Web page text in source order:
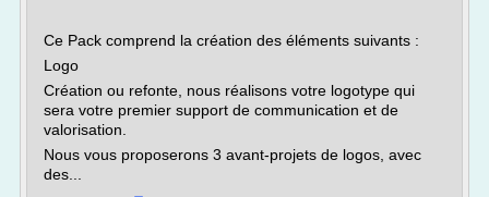
Ce Pack comprend la création des éléments suivants :
Logo
Création ou refonte, nous réalisons votre logotype qui
sera votre premier support de communication et de
valorisation.
Nous vous proposerons 3 avant-projets de logos, avec
des...